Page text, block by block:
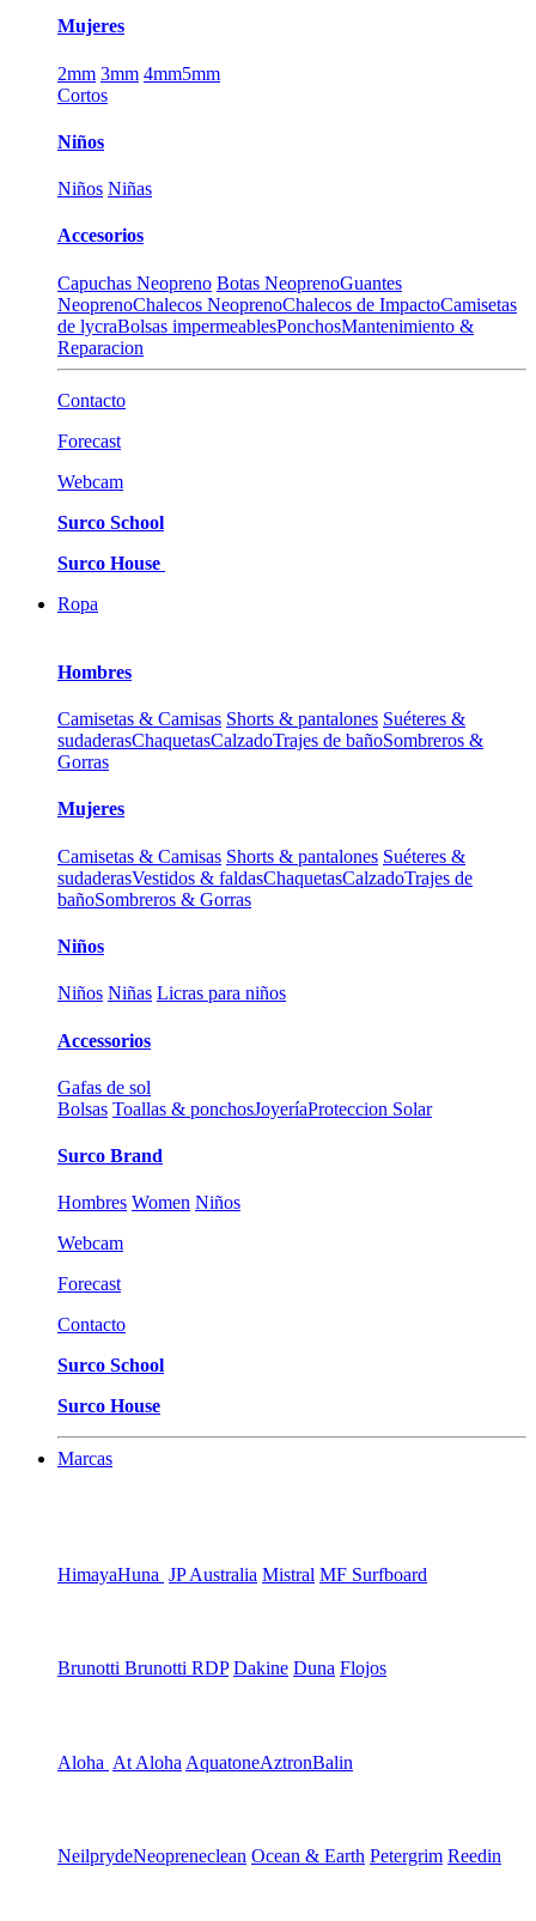
Mujeres
2mm 3mm 4mm5mm
Cortos
Niños
Niños Niñas
Accesorios
Capuchas Neopreno Botas NeoprenoGuantes
NeoprenoChalecos NeoprenoChalecos de ImpactoCamisetas
de lycraBolsas impermeablesPonchosMantenimiento &
Reparacion
Contacto
Forecast
Webcam
Surco School
Surco House
Ropa
Hombres
Camisetas & Camisas Shorts & pantalones Suéteres &
sudaderasChaquetasCalzadoTrajes de bañoSombreros &
Gorras
Mujeres
Camisetas & Camisas Shorts & pantalones Suéteres &
sudaderasVestidos & faldasChaquetasCalzadoTrajes de
bañoSombreros & Gorras
Niños
Niños Niñas Licras para niños
Accessorios
Gafas de sol
Bolsas Toallas & ponchosJoyeríaProteccion Solar
Surco Brand
Hombres Women Niños
Webcam
Forecast
Contacto
Surco School
Surco House
Marcas
HimayaHuna JP Australia Mistral MF Surfboard
Brunotti Brunotti RDP Dakine Duna Flojos
Aloha At Aloha AquatoneAztronBalin
NeilprydeNeopreneclean Ocean & Earth Petergrim Reedin